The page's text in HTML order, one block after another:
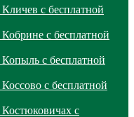
с бесплатной
с бесплатной
с бесплатной
с бесплатной
с